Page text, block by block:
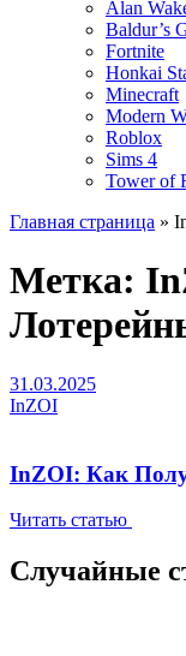
Alan
Baldur’s
Fortnite
Honkai
Minecraft
Modern
Roblox
Sims 4
Tower of
Главная страница »
Метка:
31.03.2025
InZOI
InZOI: Как
Читать статью
Случайные